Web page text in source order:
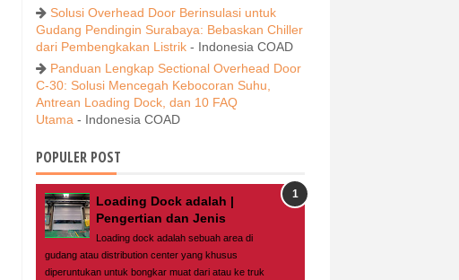
Solusi Overhead Door Berinsulasi untuk
Gudang Pendingin Surabaya: Bebaskan Chiller
dari Pembengkakan Listrik - Indonesia COAD
Panduan Lengkap Sectional Overhead Door
C-30: Solusi Mencegah Kebocoran Suhu,
Antrean Loading Dock, dan 10 FAQ
Utama - Indonesia COAD
POPULER POST
Loading Dock adalah |
Pengertian dan Jenis
Loading dock adalah sebuah area di
gudang atau distribution center yang khusus
diperuntukan untuk bongkar muat dari atau ke truk